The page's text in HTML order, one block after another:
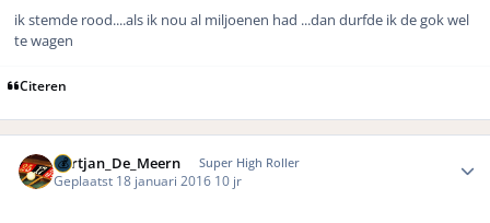
ik stemde rood....als ik nou al miljoenen had ...dan durfde ik de gok wel
te wagen
Citeren
Gertjan_De_Meern Super High Roller
Geplaatst 18 januari 2016 10 jr